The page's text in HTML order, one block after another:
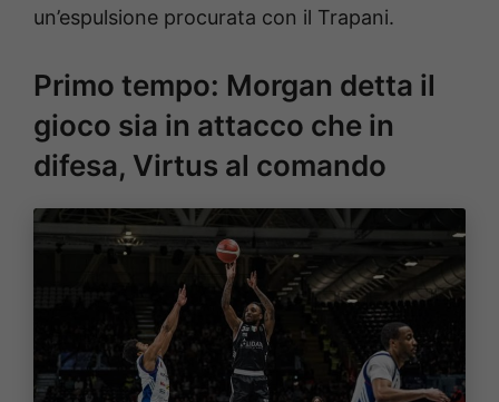
un’espulsione procurata con il Trapani.
Primo tempo: Morgan detta il
gioco sia in attacco che in
difesa, Virtus al comando